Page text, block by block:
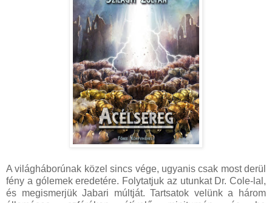
A világháborúnak közel sincs vége, ugyanis csak most derül
fény a gólemek eredetére. Folytatjuk az utunkat Dr. Cole-lal,
és megismerjük Jabari múltját. Tartsatok velünk a három